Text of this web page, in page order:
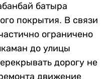
батыра
покрытия. В связи
ограничено
до улицы
дорогу не
движение